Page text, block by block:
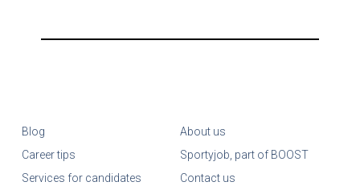
Blog
Career tips
Services for candidates
About us
Sportyjob, part of BOOST
Contact us